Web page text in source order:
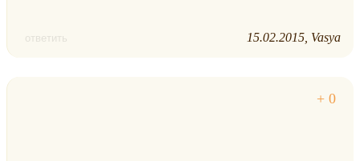
ответить 15.02.2015 Vasya